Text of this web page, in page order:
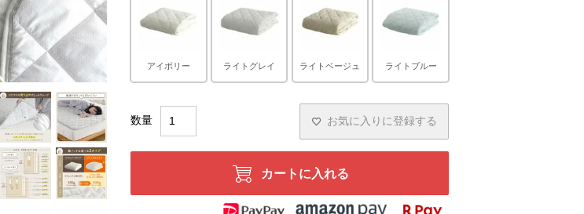
アイボリー ライトグレイ ライトベージュ ライトブルー
お気に入りに登録する
カートに入れる